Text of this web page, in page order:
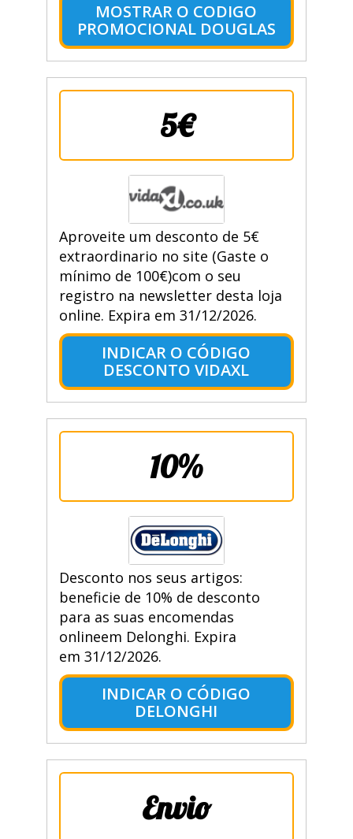
MOSTRAR O CODIGO
PROMOCIONAL DOUGLAS
5€
Aproveite um desconto de 5€
extraordinario no site (Gaste o
mínimo de 100€)com o seu
registro na newsletter desta loja
online. Expira em 31/12/2026.
INDICAR O CÓDIGO
DESCONTO VIDAXL
10%
Desconto nos seus artigos:
beneficie de 10% de desconto
para as suas encomendas
onlineem Delonghi. Expira
em 31/12/2026.
INDICAR O CÓDIGO
DELONGHI
Envio